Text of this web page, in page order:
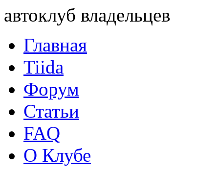
автоклуб владельцев
Главная
Tiida
Форум
Статьи
FAQ
О Клубе